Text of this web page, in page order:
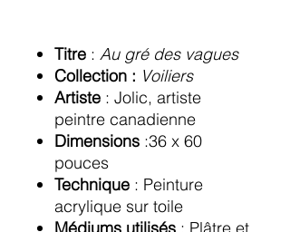
Titre : Au gré des vagues
Collection : Voiliers
Artiste : Jolic, artiste
peintre canadienne
Dimensions :36 x 60
pouces
Technique : Peinture
acrylique sur toile